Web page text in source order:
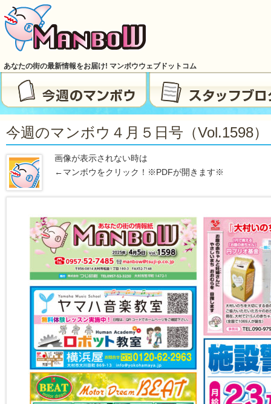
あなたの街の最新情報をお届け! マンボウウェブドットコム
今週のマンボウ４月５日号（vol.1598）
画像が表示されない時は
←マンボウをクリック！※PDFが開きます※